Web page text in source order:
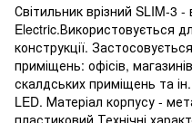
Світильник врізний SLIM-3
Electric.Використовується
конструкції.
приміщень: офісів,
скалдських приміщень та ін.
LED. Матеріал корпусу -
пластиковий.Технічні